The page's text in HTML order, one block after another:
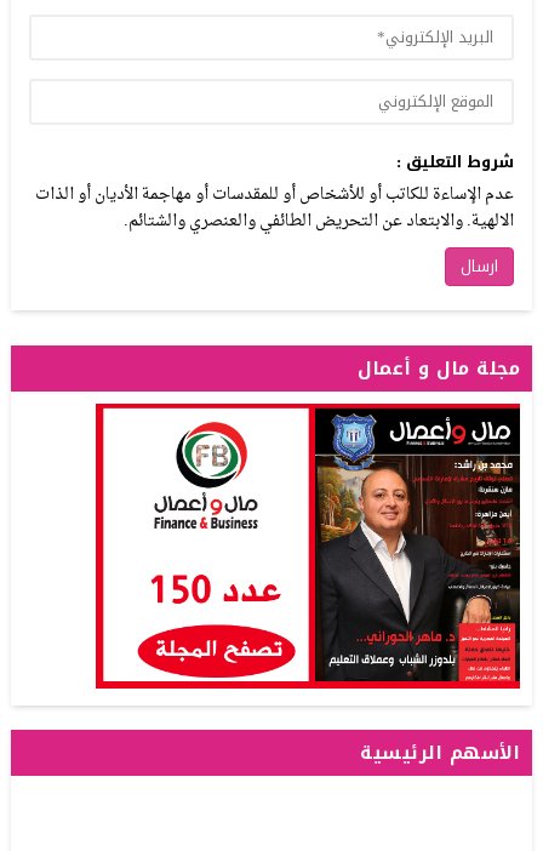
شروط التعليق :
عدم الإساءة للكاتب أو للأشخاص أو للمقدسات أو مهاجمة الأديان أو الذات
الالهية. والابتعاد عن التحريض الطائفي والعنصري والشتائم.
مجلة مال و أعمال
الأسهم الرئيسية